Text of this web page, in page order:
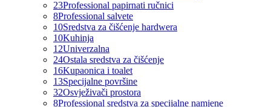
23Professional papirnati ručnici
8Professional salvete
10Sredstva za čišćenje hardwera
10Kuhinja
12Univerzalna
24Ostala sredstva za čišćenje
16Kupaonica i toalet
13Specijalne površine
32Osvježivači prostora
8Professional sredstva za specijalne namjene